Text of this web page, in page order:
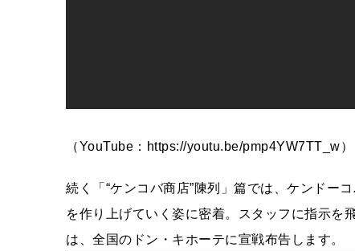
（YouTube：https://youtu.be/pmp4YW7TT_w）
続く「“ケンコバ商店”陳列」篇では、ケンドー
を作り上げていく姿に密着。スタッフに指示を
は、全国のドン・キホーテに宣戦布告します。